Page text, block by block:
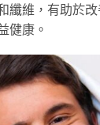
纖維，有助於
健康。